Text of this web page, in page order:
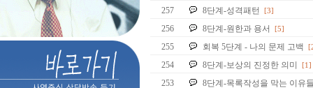
257
8단계-성격패턴 [3]
256 8단계-원한과 용서 [5]
255 회복 5단계 - 나의 문제 고백
254 8단계-보상의 진정한 의미 [1]
253
8단계-목록작성을 막는 이유